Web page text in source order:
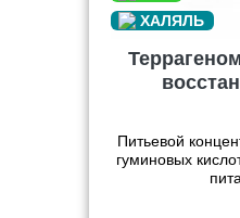
Питьевой
гуминовых